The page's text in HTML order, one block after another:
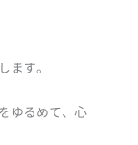
ます。
ゆるめて、心